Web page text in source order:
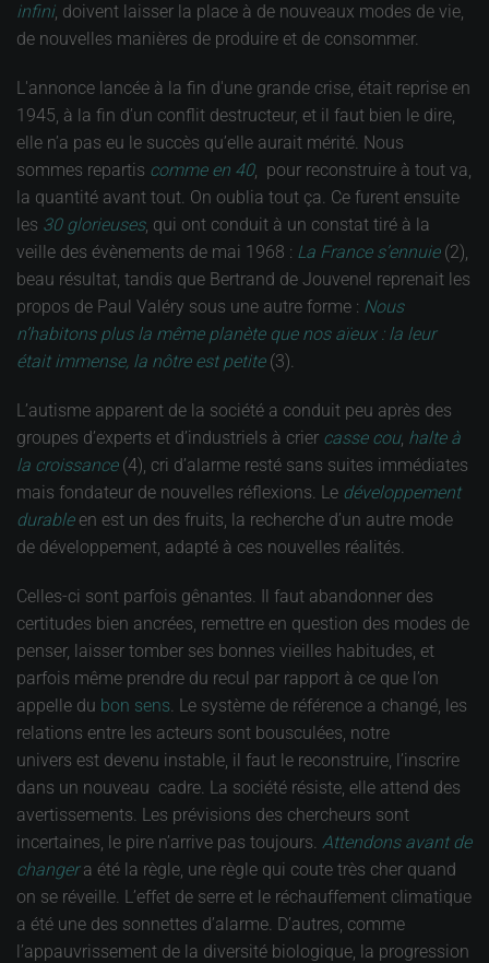
infini, doivent laisser la place à de nouveaux modes de vie,
de nouvelles manières de produire et de consommer.
L'annonce lancée à la fin d'une grande crise, était reprise en
1945, à la fin d’un conflit destructeur, et il faut bien le dire,
elle n’a pas eu le succès qu’elle aurait mérité. Nous
sommes repartis comme en 40, pour reconstruire à tout va,
la quantité avant tout. On oublia tout ça. Ce furent ensuite
les 30 glorieuses, qui ont conduit à un constat tiré à la
veille des évènements de mai 1968 : La France s’ennuie (2),
beau résultat, tandis que Bertrand de Jouvenel reprenait les
propos de Paul Valéry sous une autre forme : Nous
n’habitons plus la même planète que nos aïeux : la leur
était immense, la nôtre est petite (3).
L’autisme apparent de la société a conduit peu après des
groupes d’experts et d’industriels à crier casse cou, halte à
la croissance (4), cri d’alarme resté sans suites immédiates
mais fondateur de nouvelles réflexions. Le développement
durableen est un des fruits, la recherche d’un autre mode
de développement, adapté à ces nouvelles réalités.
Celles-ci sont parfois gênantes. Il faut abandonner des
certitudes bien ancrées, remettre en question des modes de
penser, laisser tomber ses bonnes vieilles habitudes, et
parfois même prendre du recul par rapport à ce que l’on
appelle du bon sens. Le système de référence a changé, les
relations entre les acteurs sont bousculées, notre
univers est devenu instable, il faut le reconstruire, l’inscrire
dans un nouveau cadre. La société résiste, elle attend des
avertissements. Les prévisions des chercheurs sont
incertaines, le pire n’arrive pas toujours. Attendons avant de
changera été la règle, une règle qui coute très cher quand
on se réveille. L’effet de serre et le réchauffement climatique
a été une des sonnettes d’alarme. D’autres, comme
l’appauvrissement de la diversité biologique, la progression